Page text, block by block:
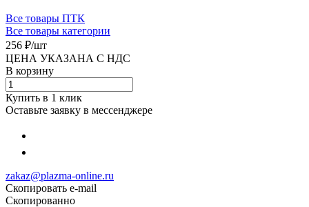
Все товары ПТК
Все товары категории
256 ₽/шт
ЦЕНА УКАЗАНА С НДС
В корзину
Купить в 1 клик
Оставьте заявку в мессенджере
zakaz@plazma-online.ru
Скопировать e-mail
Cкопированно